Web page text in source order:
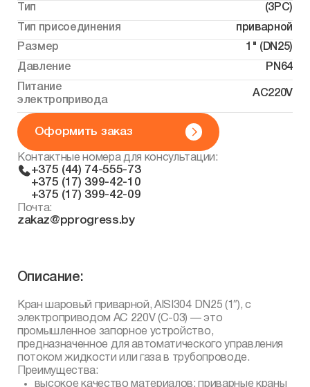
Тип
(3PC)
Тип присоединения
приварной
Размер
1" (DN25)
Давление
PN64
Питание
электропривода
AC220V
Оформить заказ
Контактные номера для консультации:
+375 (44) 74-555-73
+375 (17) 399-42-10
+375 (17) 399-42-09
Почта:
zakaz@pprogress.by
Описание:
Кран шаровый приварной, AISI304 DN25 (1″), с
электроприводом AC 220V (C-03) — это
промышленное запорное устройство,
предназначенное для автоматического управления
потоком жидкости или газа в трубопроводе.
Преимущества:
высокое качество материалов: приварные краны